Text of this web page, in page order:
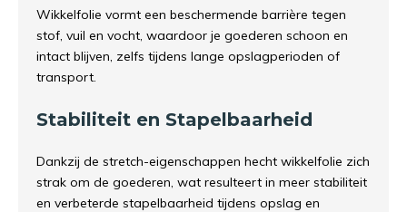
Wikkelfolie vormt een beschermende barrière tegen
stof, vuil en vocht, waardoor je goederen schoon en
intact blijven, zelfs tijdens lange opslagperioden of
transport.
Stabiliteit en Stapelbaarheid
Dankzij de stretch-eigenschappen hecht wikkelfolie zich
strak om de goederen, wat resulteert in meer stabiliteit
en verbeterde stapelbaarheid tijdens opslag en